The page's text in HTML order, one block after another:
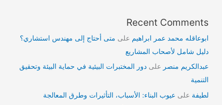
Recent Comments
ابوعاقله محمد عمر ابراهيم على متى أحتاج إلى مهندس استشاري؟
دليل شامل لأصحاب المشاريع
عبدالكريم منصر علىدور المختبرات البيئية في حماية البيئة وتحقيق
التنمية
لطيفة على عيوب البناء: الأسباب، التأثيرات وطرق المعالجة